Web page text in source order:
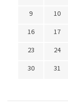
9
10
16
17
23
24
30
31